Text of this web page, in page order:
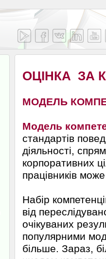
ОЦІНКА ЗА
МОДЕЛЬ
Модель
стандартів
діяльності,
корпоративних
працівників
Набір
від
очікуваних
популярними
більше. Зараз,